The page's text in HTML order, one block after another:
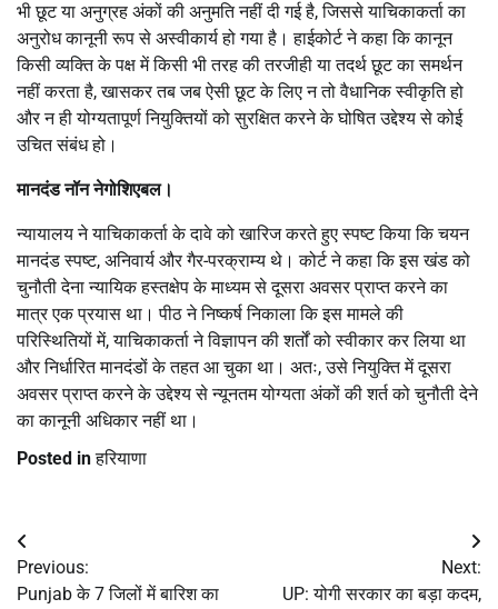
भी छूट या अनुग्रह अंकों की अनुमति नहीं दी गई है, जिससे याचिकाकर्ता का
अनुरोध कानूनी रूप से अस्वीकार्य हो गया है। हाईकोर्ट ने कहा कि कानून
किसी व्यक्ति के पक्ष में किसी भी तरह की तरजीही या तदर्थ छूट का समर्थन
नहीं करता है, खासकर तब जब ऐसी छूट के लिए न तो वैधानिक स्वीकृति हो
और न ही योग्यतापूर्ण नियुक्तियों को सुरक्षित करने के घोषित उद्देश्य से कोई
उचित संबंध हो।
मानदंड नॉन नेगोशिएबल।
न्यायालय ने याचिकाकर्ता के दावे को खारिज करते हुए स्पष्ट किया कि चयन
मानदंड स्पष्ट, अनिवार्य और गैर-परक्राम्य थे। कोर्ट ने कहा कि इस खंड को
चुनौती देना न्यायिक हस्तक्षेप के माध्यम से दूसरा अवसर प्राप्त करने का
मात्र एक प्रयास था। पीठ ने निष्कर्ष निकाला कि इस मामले की
परिस्थितियों में, याचिकाकर्ता ने विज्ञापन की शर्तों को स्वीकार कर लिया था
और निर्धारित मानदंडों के तहत आ चुका था। अतः, उसे नियुक्ति में दूसरा
अवसर प्राप्त करने के उद्देश्य से न्यूनतम योग्यता अंकों की शर्त को चुनौती देने
का कानूनी अधिकार नहीं था।
Posted inहरियाणा
Post
navigation
Previous:
Punjab के 7 जिलों में बारिश का
Next:
UP: योगी सरकार का बड़ा कदम,